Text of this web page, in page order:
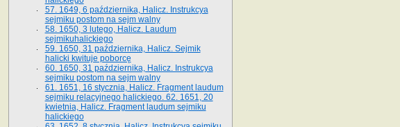
57. 1649, 6 października, Halicz. Instrukcya
sejmiku postom na sejm walny
58. 1650, 3 lutego, Halicz. Laudum
sejmikuhalickiego
59. 1650, 31 października, Halicz. Sejmik
halicki kwituje poborcę
60. 1650, 31 października, Halicz. Instrukcya
sejmiku postom na sejm walny
61. 1651, 16 stycznia, Halicz. Fragment laudum
sejmiku relacyjnego halickiego. 62. 1651, 20
kwietnia, Halicz. Fragment laudum sejmiku
halickiego